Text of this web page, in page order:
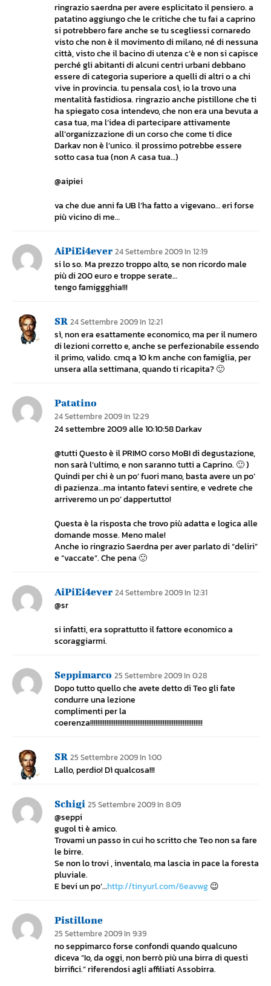
ringrazio saerdna per avere esplicitato il pensiero. a
patatino aggiungo che le critiche che tu fai a caprino
si potrebbero fare anche se tu scegliessi cornaredo
visto che non è il movimento di milano, né di nessuna
città, visto che il bacino di utenza c’è e non si capisce
perché gli abitanti di alcuni centri urbani debbano
essere di categoria superiore a quelli di altri o a chi
vive in provincia. tu pensala così, io la trovo una
mentalità fastidiosa. ringrazio anche pistillone che ti
ha spiegato cosa intendevo, che non era una bevuta a
casa tua, ma l’idea di partecipare attivamente
all’organizzazione di un corso che come ti dice
Darkav non è l’unico. il prossimo potrebbe essere
sotto casa tua (non A casa tua…)
@aipiei
va che due anni fa UB l’ha fatto a vigevano… eri forse
più vicino di me…
AiPiEi4ever 24 Settembre 2009 In 12:19
si lo so. Ma prezzo troppo alto, se non ricordo male
più di 200 euro e troppe serate…
tengo famiggghia!!!
SR 24 Settembre 2009 In 12:21
sì, non era esattamente economico, ma per il numero
di lezioni corretto e, anche se perfezionabile essendo
il primo, valido. cmq a 10 km anche con famiglia, per
unsera alla settimana, quando ti ricapita? 🙂
Patatino
24 Settembre 2009 In 12:29
24 settembre 2009 alle 10:10:58 Darkav
@tutti Questo è il PRIMO corso MoBI di degustazione,
non sarà l’ultimo, e non saranno tutti a Caprino. 🙂 )
Quindi per chi è un po’ fuori mano, basta avere un po’
di pazienza…ma intanto fatevi sentire, e vedrete che
arriveremo un po’ dappertutto!
Questa è la risposta che trovo più adatta e logica alle
domande mosse. Meno male!
Anche io ringrazio Saerdna per aver parlato di “deliri”
e “vaccate”. Che pena 🙂
AiPiEi4ever 24 Settembre 2009 In 12:31
@sr
si infatti, era soprattutto il fattore economico a
scoraggiarmi.
Seppimarco 25 Settembre 2009 In 0:28
Dopo tutto quello che avete detto di Teo gli fate
condurre una lezione
complimenti per la
coerenza!!!!!!!!!!!!!!!!!!!!!!!!!!!!!!!!!!!!!!!!!!!!!!!!!!!!!!!!!!!!!!
SR 25 Settembre 2009 In 1:00
Lallo, perdio! Dì qualcosa!!!
Schigi 25 Settembre 2009 In 8:09
@seppi
gugol ti è amico.
Trovami un passo in cui ho scritto che Teo non sa fare
le birre.
Se non lo trovi , inventalo, ma lascia in pace la foresta
pluviale.
E bevi un po’…http://tinyurl.com/6eavwg😉
Pistillone
25 Settembre 2009 In 9:39
no seppimarco forse confondi quando qualcuno
diceva “Io, da oggi, non berrò più una birra di questi
birrifici.” riferendosi agli affiliati Assobirra.